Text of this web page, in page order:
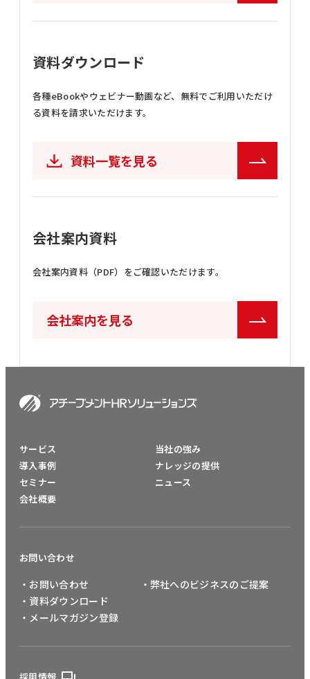
資料ダウンロード
各種eBookやウェビナー動画など、 無料でご利用いただけ
る資料を請求いただけます。
資料一覧を見る
会社案内資料
会社案内資料（PDF）をご確認いただけます。
会社案内を見る
サービス
導入事例
セミナー
会社概要
当社の強み
ナレッジの提供
ニュース
お問い合わせ
・お問い合わせ
・資料ダウンロード
・メールマガジン登録
・弊社へのビジネスのご提案